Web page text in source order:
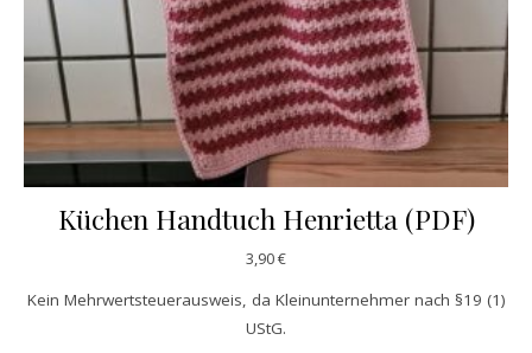
Küchen Handtuch Henrietta (PDF)
3,90€
Kein Mehrwertsteuerausweis, da Kleinunternehmer nach §19 (1)
UStG.